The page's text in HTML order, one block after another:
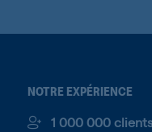
NOTRE EXPÉRIENCE
1 000 000 clients